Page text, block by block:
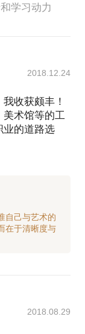
活动；
学习动力
2018.12.24
收获颇丰！
术馆等的工
业的道路选
自己与艺术的
在于清晰度与
2018.08.29